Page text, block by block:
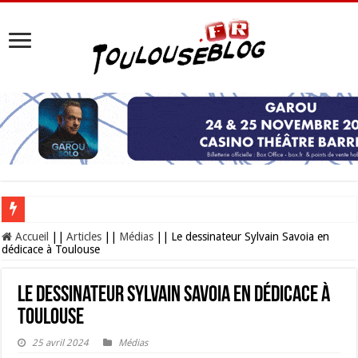
Les Nocturnes de la Cité de l’espace 2026 : l’événement incontournable de
Accueil Articles Médias
Le dessinateur Sylvain Savoia en
dédicace à Toulouse
Le dessinateur Sylvain Savoia en dédicace à
Toulouse
25 avril 2024 Médias